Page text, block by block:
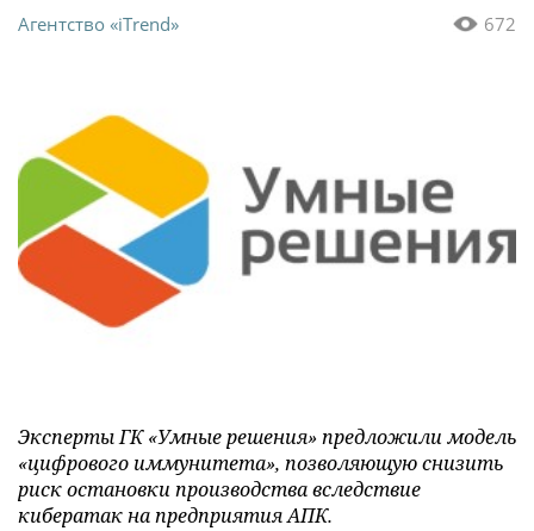
672
Агентство «iTrend»
Эксперты ГК «Умные решения» предложили модель
«цифрового иммунитета», позволяющую снизить
риск остановки производства вследствие
кибератак на предприятия АПК.